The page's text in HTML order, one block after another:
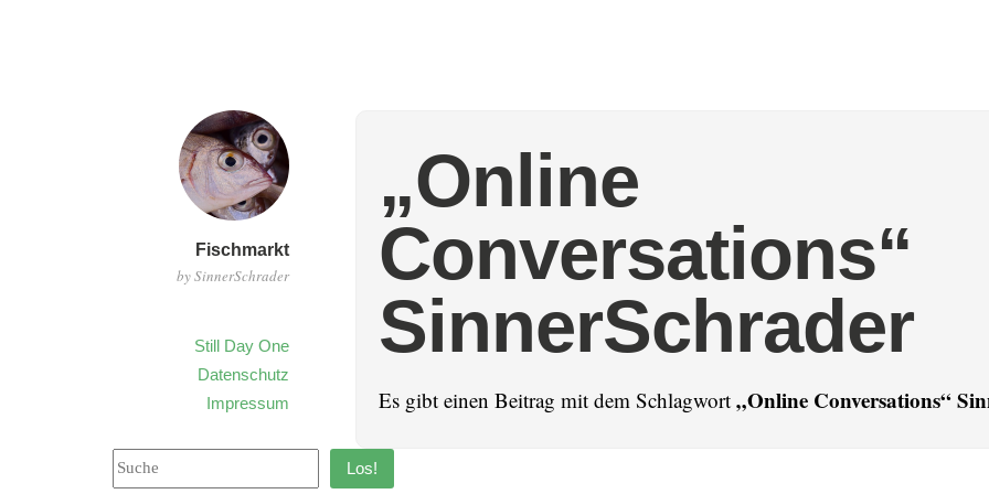
Fischmarkt
by SinnerSchrader
Still Day One
Datenschutz
Impressum
„Online
Conversations“
SinnerSchrader
Es gibt einen Beitrag mit dem Schlagwort „Online Conversations“
Los!